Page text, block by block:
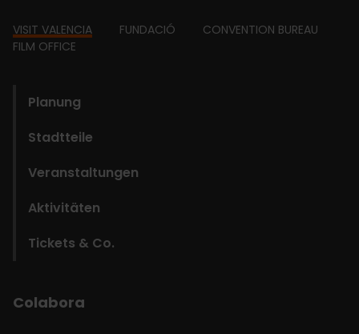
Footer
VISIT VALENCIA FUNDACIÓ
CONVENTION BUREAU
FILM OFFICE
Planung
Stadtteile
Veranstaltungen
Aktivitäten
Tickets & Co.
Colabora